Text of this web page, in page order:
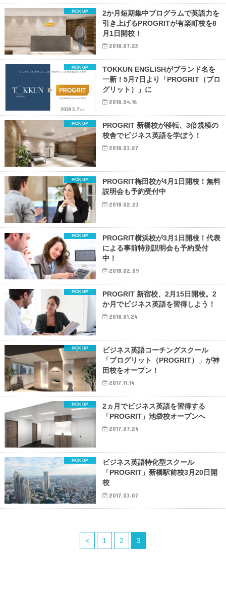
2か月短期集中プログラムで英語力を
引き上げるPROGRITが有楽町校を8
月1日開校！
2018.07.23
TOKKUN ENGLISHがブランド名を
一新！5月7日より「PROGRIT（プロ
グリット）」に
2018.04.16
PROGRIT 新橋校が移転、3倍規模の
校舎でビジネス英語を学ぼう！
2018.03.27
PROGRIT梅田校が4月1日開校！無料
説明会も予約受付中
2018.02.23
PROGRIT横浜校が3月1日開校！代表
による事前特別説明会も予約受付
中！
2018.02.09
PROGRIT 新宿校、2月15日開校。2
か月でビジネス英語を習得しよう！
2018.01.24
ビジネス英語コーチングスクール
「プログリット（PROGRIT）」が神
田校をオープン！
2017.11.14
2ヵ月でビジネス英語を習得する
「PROGRIT」池袋校オープンへ
2017.07.24
ビジネス英語特化型スクール
「PROGRIT」新橋駅前校3月20日開
校
2017.03.07
< 1 2 3